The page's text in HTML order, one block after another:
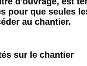
pour que seules
au chantier.
sur le chantier